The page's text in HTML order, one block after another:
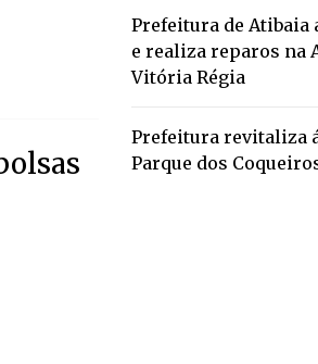
Prefeitura de Atibaia
e realiza reparos na
Vitória Régia
Prefeitura revitaliza
Parque dos